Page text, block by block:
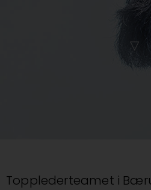
▽
Topplederteamet i